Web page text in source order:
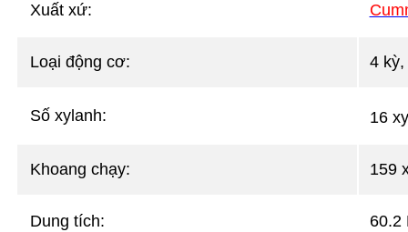
Xuất xứ:
Loại động cơ: 4
Số xylanh: 16
Khoang chạy: 159
Dung tích: 60.2